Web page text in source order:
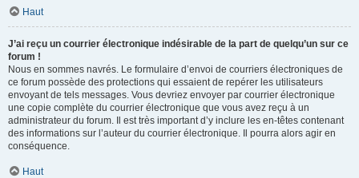
Haut
J’ai reçu un courrier électronique indésirable de la part de quelqu’un sur ce
forum !
Nous en sommes navrés. Le formulaire d’envoi de courriers électroniques de
ce forum possède des protections qui essaient de repérer les utilisateurs
envoyant de tels messages. Vous devriez envoyer par courrier électronique
une copie complète du courrier électronique que vous avez reçu à un
administrateur du forum. Il est très important d’y inclure les en-têtes contenant
des informations sur l’auteur du courrier électronique. Il pourra alors agir en
conséquence.
Haut